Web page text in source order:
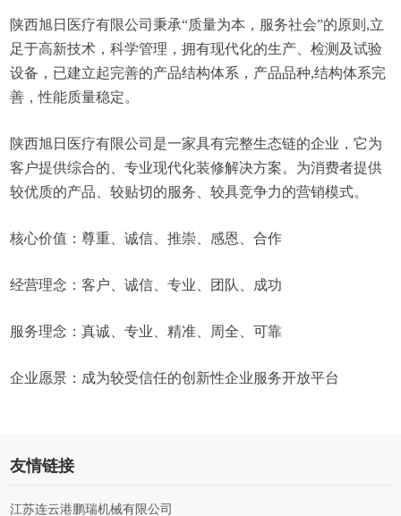
陕西旭日医疗有限公司秉承“质量为本，服务社会”的原则,立
足于高新技术，科学管理，拥有现代化的生产、检测及试验
设备，已建立起完善的产品结构体系，产品品种,结构体系完
善，性能质量稳定。
陕西旭日医疗有限公司是一家具有完整生态链的企业，它为
客户提供综合的、专业现代化装修解决方案。为消费者提供
较优质的产品、较贴切的服务、较具竞争力的营销模式。
核心价值：尊重、诚信、推崇、感恩、合作
经营理念：客户、诚信、专业、团队、成功
服务理念：真诚、专业、精准、周全、可靠
企业愿景：成为较受信任的创新性企业服务开放平台
友情链接
江苏连云港鹏瑞机械有限公司